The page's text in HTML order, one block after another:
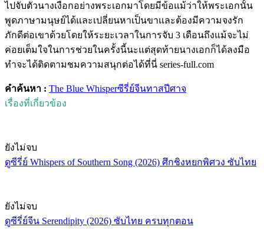
ไปจับตัวนางเงือกอย่างพระเอกมาโดยมีข้อแม้ว่าให้พระเอกนั้น
พูดภาษามนุษย์ได้และเปลี่ยนหาเป็นขาและต้องมีความจงรัก
ภักดีต่อเขาด้วยโดยให้ระยะเวลาในการจับ 3 เดือนถึงแม้จะไม่
ค่อยเต็มใจในการช่วยในครั้งนี้นะแต่สุดท้ายนางเอกก็ได้ลงมือ
ทำจะได้ติดตามชมความสนุกต่อได้ที่นี่ series-full.com
คำค้นหา : The Blue Whisperซีรี่ย์จีนทาสปีศาจ
เรื่องที่เกี่ยวข้อง
ยังไม่จบ
ดูซีรี่ย์ Whispers of Southern Song (2026) ศึกชิงหยกพิศวง ซับไทย
ยังไม่จบ
ดูซีรี่ย์จีน Serendipity (2026) ซับไทย ครบทุกตอน